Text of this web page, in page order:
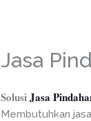
Jasa
SolusiJasa
Membutuhkan